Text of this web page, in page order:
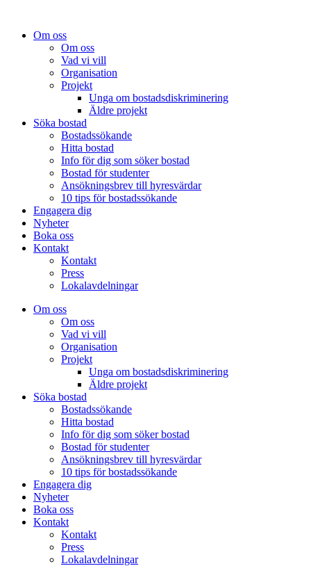
Om oss
Om oss
Vad vi vill
Organisation
Projekt
Unga om bostadsdiskriminering
Äldre projekt
Söka bostad
Bostadssökande
Hitta bostad
Info för dig som söker bostad
Bostad för studenter
Ansökningsbrev till hyresvärdar
10 tips för bostadssökande
Engagera dig
Nyheter
Boka oss
Kontakt
Kontakt
Press
Lokalavdelningar
Om oss
Om oss
Vad vi vill
Organisation
Projekt
Unga om bostadsdiskriminering
Äldre projekt
Söka bostad
Bostadssökande
Hitta bostad
Info för dig som söker bostad
Bostad för studenter
Ansökningsbrev till hyresvärdar
10 tips för bostadssökande
Engagera dig
Nyheter
Boka oss
Kontakt
Kontakt
Press
Lokalavdelningar